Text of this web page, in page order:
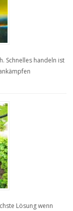
Schnelles handeln ist
Lösung wenn